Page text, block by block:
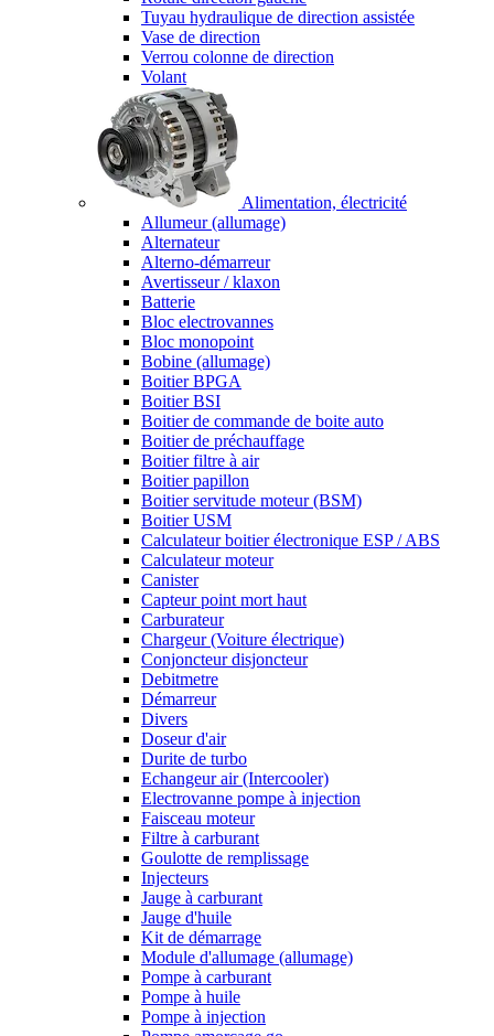
Tuyau hydraulique de direction assistée
Vase de direction
Verrou colonne de direction
Volant
Alimentation, électricité
Allumeur (allumage)
Alternateur
Alterno-démarreur
Avertisseur / klaxon
Batterie
Bloc electrovannes
Bloc monopoint
Bobine (allumage)
Boitier BPGA
Boitier BSI
Boitier de commande de boite auto
Boitier de préchauffage
Boitier filtre à air
Boitier papillon
Boitier servitude moteur (BSM)
Boitier USM
Calculateur boitier électronique ESP / ABS
Calculateur moteur
Canister
Capteur point mort haut
Carburateur
Chargeur (Voiture électrique)
Conjoncteur disjoncteur
Debitmetre
Démarreur
Divers
Doseur d'air
Durite de turbo
Echangeur air (Intercooler)
Electrovanne pompe à injection
Faisceau moteur
Filtre à carburant
Goulotte de remplissage
Injecteurs
Jauge à carburant
Jauge d'huile
Kit de démarrage
Module d'allumage (allumage)
Pompe à carburant
Pompe à huile
Pompe à injection